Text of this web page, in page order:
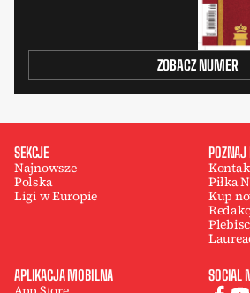
ZOBACZ NUMER
SEKCJE
Najnowsze
Polska
Ligi w Europie
POZNAJ
Piłka
Kup
APLIKACJA MOBILNA SOCIAL